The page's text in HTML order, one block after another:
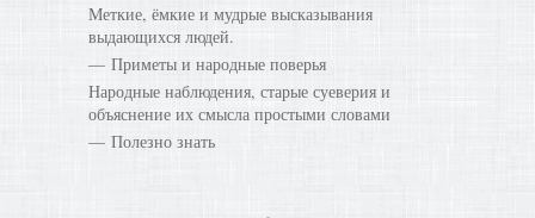
Меткие, ёмкие и мудрые высказывания
выдающихся людей.
Приметы и народные поверья
Народные наблюдения, старые суеверия и
объяснение их смысла простыми словами
Полезно знать